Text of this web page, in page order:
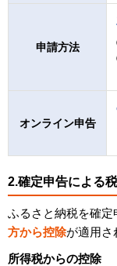
申請方法
オンライン申告
2.確定申告による
ふるさと納税を確定
方から控除が適用さ
所得税からの控除